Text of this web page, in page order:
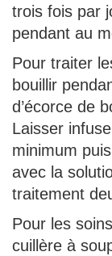
trois fois par
pendant au
Pour traiter
bouillir
d’écorce de
Laisser
minimum
avec la
traitement
Pour les
cuillère à